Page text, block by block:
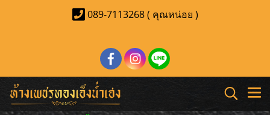
089-7113268 ( คุณหน่อย )